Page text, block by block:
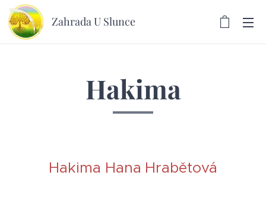
Zahrada U Slunce
Hakima
Hakima Hana Hrabětová